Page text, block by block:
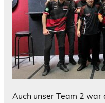
Auch unser Team 2 war